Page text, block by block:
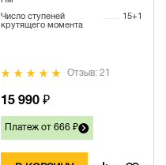
Число ступеней
крутящего момента
15+1
Отзыв: 21
15 990 ₽
Платеж от 666 ₽